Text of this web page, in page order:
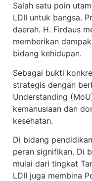
Salah satu poin
LDII untuk bangsa.
daerah. H. Firdaus
memberikan
bidang kehidupan.
Sebagai bukti
strategis dengan
Understanding
kemanusiaan dan
kesehatan.
Di bidang
peran signifikan. Di
mulai dari tingkat
LDII juga membina